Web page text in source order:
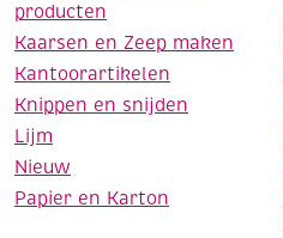
producten
Kaarsen en Zeep maken
Kantoorartikelen
Knippen en snijden
Lijm
Nieuw
Papier en Karton